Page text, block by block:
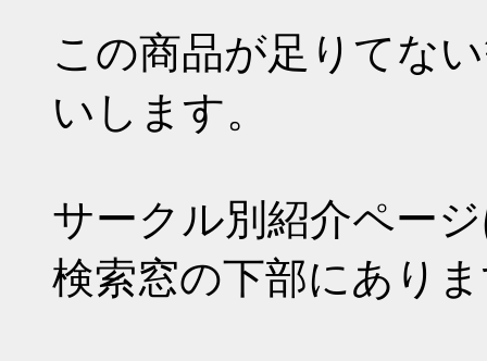
この商品が足りてな
いします。
サークル別紹介ペー
検索窓の下部にあり